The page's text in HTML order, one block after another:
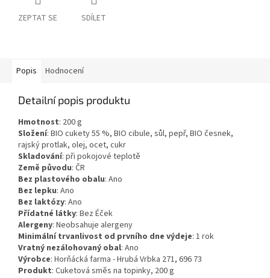
ZEPTAT SE SDÍLET
Popis Hodnocení
Detailní popis produktu
Hmotnost: 200g
Složení: BIO cukety 55 %, BIO cibule, sůl, pepř, BIO česnek,
rajský protlak, olej, ocet, cukr
Skladování: při pokojové teplotě
Země původu: ČR
Bez plastového obalu: Ano
Bez lepku: Ano
Bez laktózy: Ano
Přídatné látky: Bez Éček
Alergeny: Neobsahuje alergeny
Minimální trvanlivost od prvního dne výdeje: 1 rok
Vratný nezálohovaný obal: Ano
Výrobce: Horňácká farma - Hrubá Vrbka 271, 696 73
Produkt: Cuketová směs na topinky, 200 g